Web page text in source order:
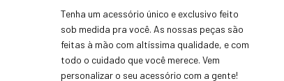
Tenha um acessório único e exclusivo feito
sob medida pra você. As nossas peças são
feitas à mão com altíssima qualidade, e com
todo o cuidado que você merece. Vem
personalizar o seu acessório com a gente!